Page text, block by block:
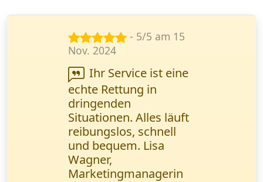
- 3/5 am 16
Apr. 2024
Ich habe eine
dringende Lieferung
von Kleingut (1 Palette)
bestellt. Alles schnell,
aber der Fahrer war
wegen Stau leicht
verspätet. Insgesamt
guter Service.